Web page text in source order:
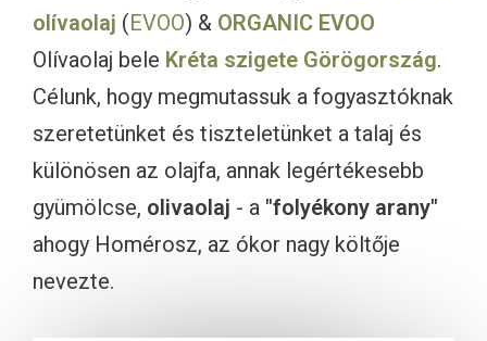
olívaolaj (EVOO) & ORGANIC EVOO
Olívaolaj bele Kréta szigete Görögország.
Célunk, hogy megmutassuk a fogyasztóknak
szeretetünket és tiszteletünket a talaj és
különösen az olajfa, annak legértékesebb
gyümölcse, olivaolaj - a "folyékony arany"
ahogy Homérosz, az ókor nagy költője
nevezte.